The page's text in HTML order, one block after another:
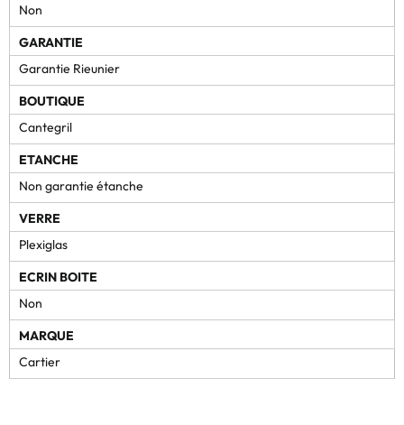
Non
GARANTIE
Garantie Rieunier
BOUTIQUE
Cantegril
ETANCHE
Non garantie étanche
VERRE
Plexiglas
ECRIN BOITE
Non
MARQUE
Cartier